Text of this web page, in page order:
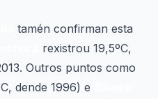
tamén confirman esta
rexistrou 19,5ºC,
Outros puntos como
dende 1996) e